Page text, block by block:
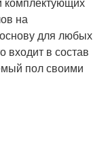
на
для любых
входит в состав
пол своими